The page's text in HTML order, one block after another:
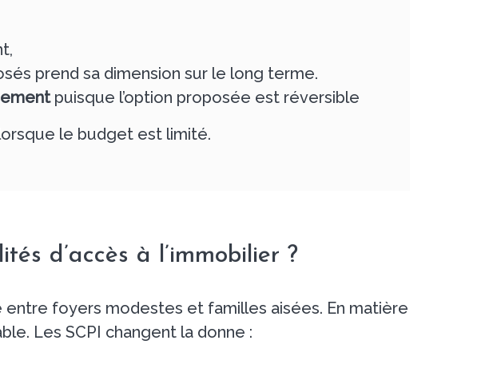
prend sa dimension sur le long terme.
puisque l’option proposée est réversible
le budget est limité.
d’accès à l’immobilier ?
foyers modestes et familles aisées. En matière
Les SCPI changent la donne :